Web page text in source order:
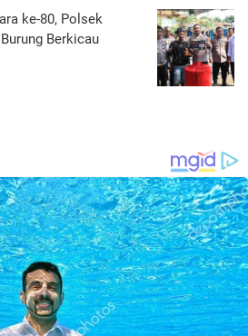
ke-80, Polsek
Berkicau